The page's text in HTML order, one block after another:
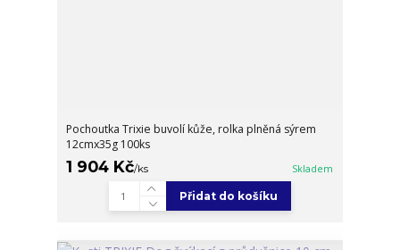
Pochoutka Trixie buvolí kůže, rolka plněná sýrem
12cmx35g 100ks
1 904 Kč/ks Skladem
Přidat do košíku